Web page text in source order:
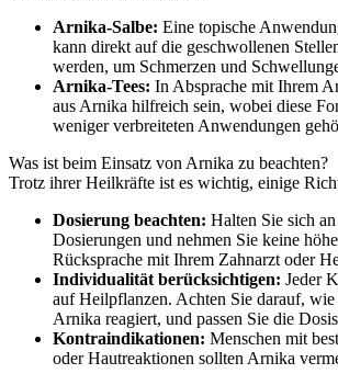
Arnika-Salbe: Eine topische
kann direkt auf die geschwollenen
werden, um Schmerzen und
Arnika-Tees: In Absprache mit Ihrem
aus Arnika hilfreich sein, wobei diese
weniger verbreiteten Anwendungen
Was ist beim Einsatz von Arnika zu beachten?
Trotz ihrer Heilkräfte ist es wichtig, einige
Dosierung beachten: Halten Sie sich
Dosierungen und nehmen Sie keine
Rücksprache mit Ihrem Zahnarzt oder
Individualität berücksichtigen: Jeder
auf Heilpflanzen. Achten Sie darauf,
Arnika reagiert, und passen Sie die
Kontraindikationen: Menschen mit
oder Hautreaktionen sollten Arnika